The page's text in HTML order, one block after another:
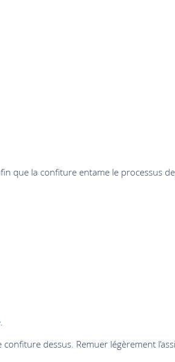
que la confiture entame le processus
dessus. Remuer légèrement